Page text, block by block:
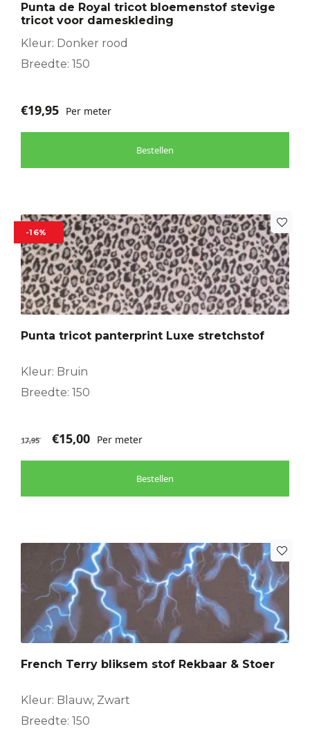
Punta de Royal tricot bloemenstof stevige
tricot voor dameskleding
Kleur: Donker rood
Breedte: 150
€19,95 Per meter
Bestellen
-16%
Punta tricot panterprint Luxe stretchstof
Kleur: Bruin
Breedte: 150
17,95 €15,00 Per meter
Bestellen
French Terry bliksem stof Rekbaar & Stoer
Kleur: Blauw, Zwart
Breedte: 150